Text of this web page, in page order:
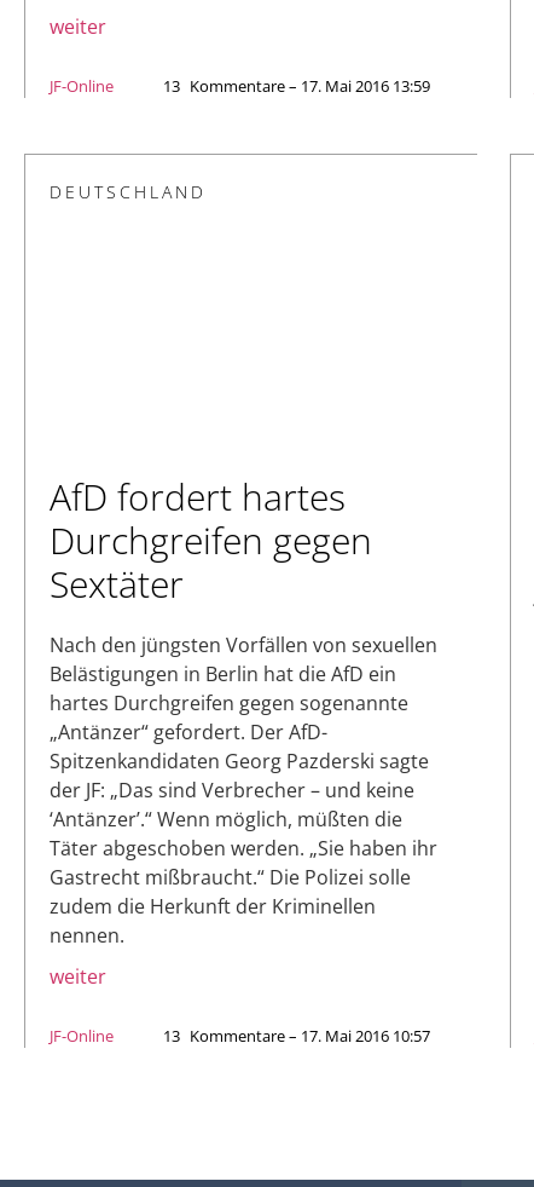
weiter
JF-Online 13 Kommentare – 17. Mai 2016 13:59
DEUTSCHLAND
AfD fordert hartes
Durchgreifen gegen
Sextäter
Nach den jüngsten Vorfällen von sexuellen
Belästigungen in Berlin hat die AfD ein
hartes Durchgreifen gegen sogenannte
„Antänzer“ gefordert. Der AfD-
Spitzenkandidaten Georg Pazderski sagte
der JF: „Das sind Verbrecher – und keine
‘Antänzer’.“ Wenn möglich, müßten die
Täter abgeschoben werden. „Sie haben ihr
Gastrecht mißbraucht.“ Die Polizei solle
zudem die Herkunft der Kriminellen
nennen.
weiter
JF-Online 13 Kommentare – 17. Mai 2016 10:57